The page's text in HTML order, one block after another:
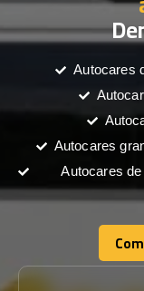
Autocares
Autocares
Autocares